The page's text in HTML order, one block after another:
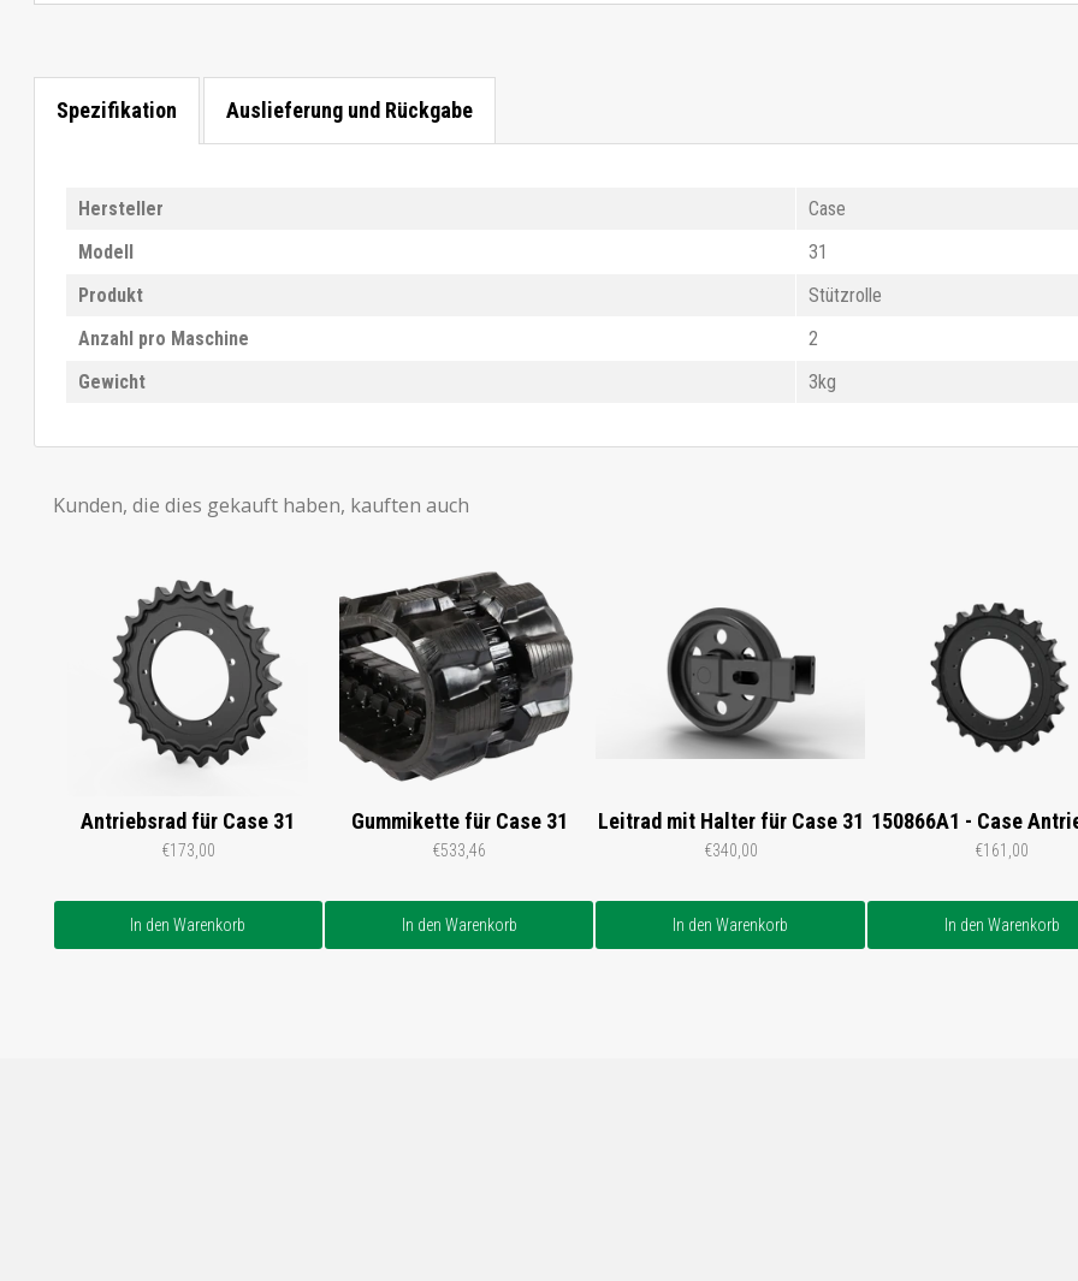
Spezifikation Auslieferung und Rückgabe
Hersteller
Case
Modell
31
Produkt
Stützrolle
Anzahl pro Maschine
2
Gewicht
3kg
Kunden, die dies gekauft haben, kauften auch
Antriebsrad für Case 31
€173,00
In den Warenkorb
Gummikette für Case 31
€533,46
In den Warenkorb
Leitrad mit Halter für Case 31
€340,00
In den Warenkorb
150866A1 - Case
€161,00
In den Warenkorb